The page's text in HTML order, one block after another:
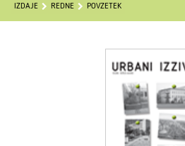
IZDAJE REDNE POVZETEK